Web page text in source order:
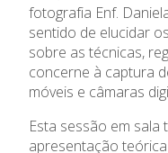
Instalações
Ofertas de emprego
Regulamentos
Jornal “O Coreto”
Atividades de Interrupção
Letiva
Academia de Línguas
à Família e à Comunidade
Ofertas de Emprego
Secretariado de Exames
fotografia Enf.
sentido de elucidar
sobre as técnicas,
concerne à captura
móveis e câmaras
Esta sessão em sala
apresentação